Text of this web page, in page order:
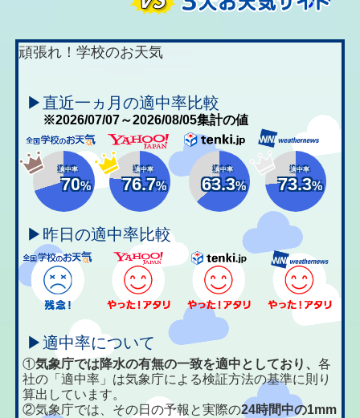
頑張れ！学校のお天気
▶直近一ヵ月の適中率比較
※2026/07/07～2026/08/05集計の値
適中率
70%
適中率
76.7%
適中率
63.3%
適中率
73.3%
▶昨日の適中率比較
▶適中率について
①気象庁では降水の有無の一致を適中としており、各
社の「適中率」は気象庁による検証方法の基準に則り
算出しています。
②気象庁では、その日の予報と実際の24時間中の1mm